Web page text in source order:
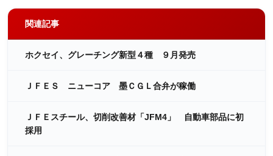
関連記事
ホクセイ、グレーチング新型４種 ９月発売
ＪＦＥＳ ニューコア 墨ＣＧＬ合弁が稼働
ＪＦＥスチール、切削改善材「JFM4」 自動車部品に初
採用